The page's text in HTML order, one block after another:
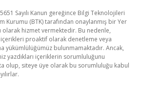
Sayılı Kanun gereğince Bilgi Teknolojileri
Kurumu (BTK) tarafından onaylanmış bir Yer
olarak hizmet vermektedir. Bu nedenle,
proaktif olarak denetleme veya
yükümlülüğümüz bulunmamaktadır. Ancak,
yazdıkları içeriklerin sorumluluğunu
olup, siteye üye olarak bu sorumluluğu kabul